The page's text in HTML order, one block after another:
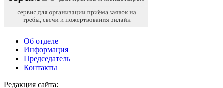
Об отделе
Информация
Председатель
Контакты
Редакция сайта: